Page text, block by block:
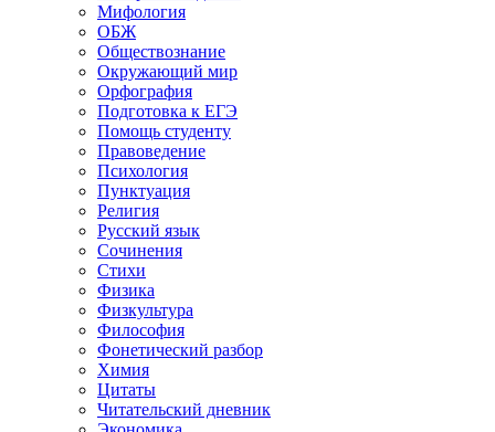
Мифология
ОБЖ
Обществознание
Окружающий мир
Орфография
Подготовка к ЕГЭ
Помощь студенту
Правоведение
Психология
Пунктуация
Религия
Русский язык
Сочинения
Стихи
Физика
Физкультура
Философия
Фонетический разбор
Химия
Цитаты
Читательский дневник